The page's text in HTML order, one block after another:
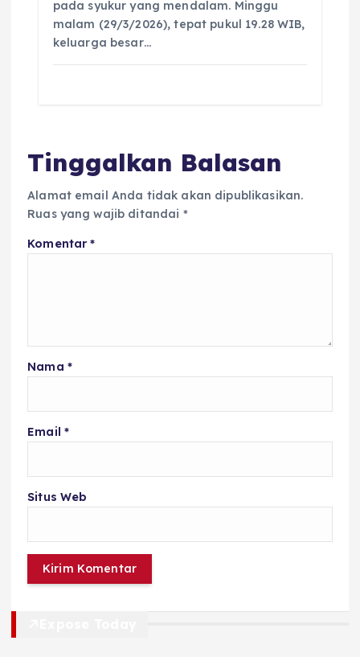
pada syukur yang mendalam. Minggu
malam (29/3/2026), tepat pukul 19.28 WIB,
keluarga besar…
Tinggalkan Balasan
Alamat email Anda tidak akan dipublikasikan.
Ruas yang wajib ditandai *
Komentar*
Nama *
Email *
Situs Web